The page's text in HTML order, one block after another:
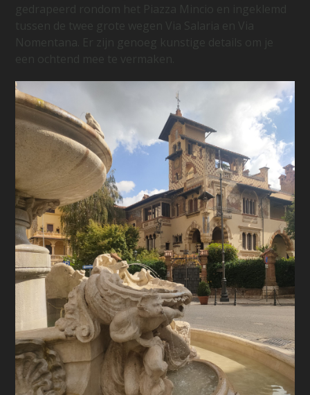
gedrapeerd rondom het Piazza Mincio en ingeklemd
tussen de twee grote wegen Via Salaria en Via
Nomentana. Er zijn genoeg kunstige details om je